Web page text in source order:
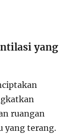
yang
ruangan
yang terang.